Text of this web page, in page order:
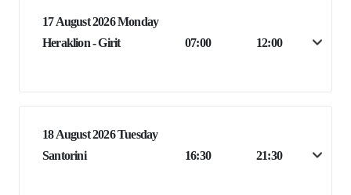
17 August 2026 Monday
Heraklion - Girit
07:00 12:00
18 August 2026 Tuesday
Santorini
16:30 21:30